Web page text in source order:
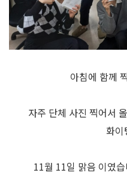
아침에 함께
자주 단체 사진 찍어서
화
11월 11일 맑음 이였